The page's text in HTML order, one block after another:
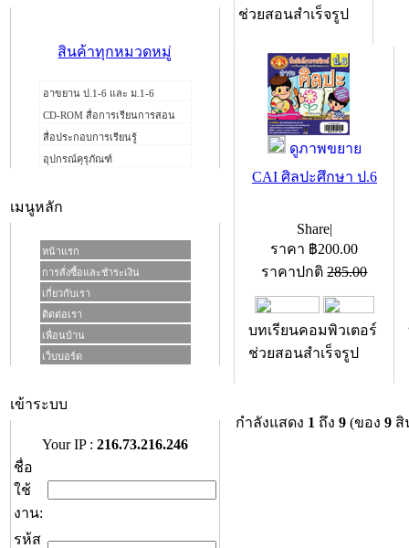
สินค้าทุกหมวดหมู่
อาขยาน ป.1-6 และ ม.1-6
CD-ROM สื่อการเรียนการสอน
สื่อประกอบการเรียนรู้
อุปกรณ์คุรุภัณฑ์
เมนูหลัก
หน้าแรก
การสั่งซื้อและชำระเงิน
เกี่ยวกับเรา
ติดต่อเรา
เพื่อนบ้าน
เว็บบอร์ด
เข้าระบบ
Your IP : 216.73.216.246
ชื่อ
ใช้
งาน:
รห้ส
ช่วยสอนสำเร็จรูป
ดูภาพขยาย
CAI ศิลปะศึกษา ป.6
Share|
ราคา ฿200.00
ราคาปกติ285.00
บทเรียนคอมพิวเตอร์
ช่วยสอนสำเร็จรูป
กำลังแสดง 1 ถึง 9 (ของ 9 สิ